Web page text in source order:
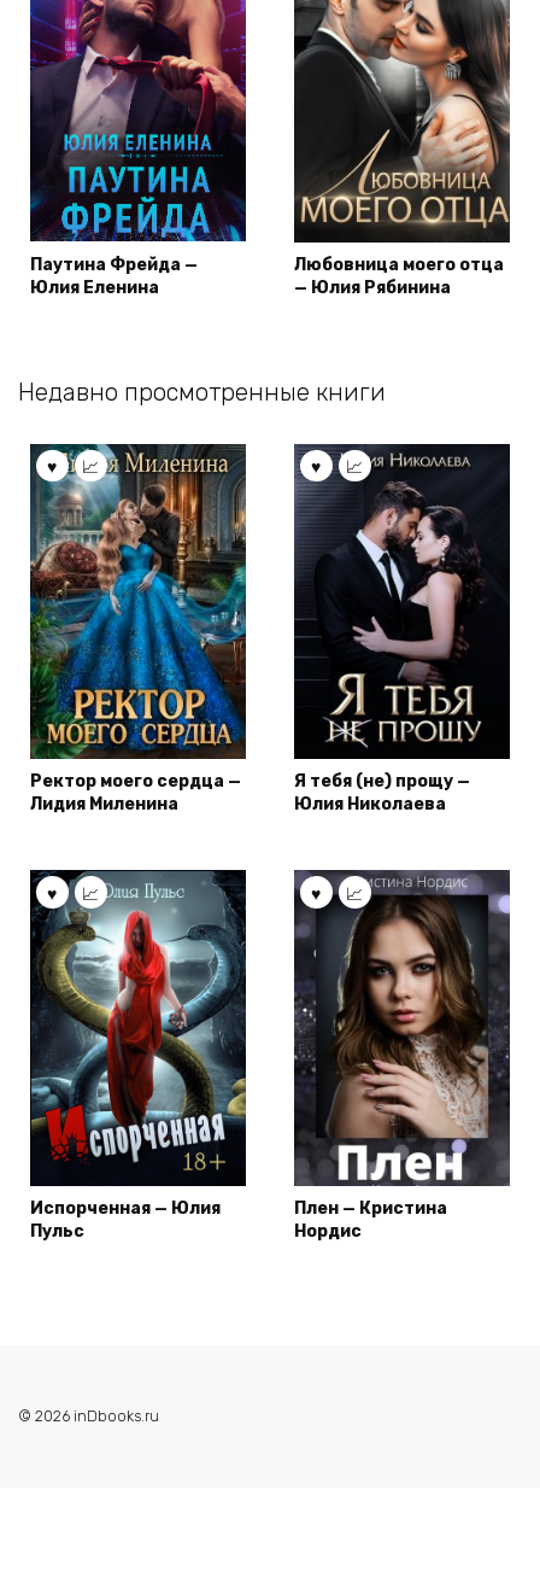
Паутина Фрейда —
Юлия Еленина
Любовница моего отца
— Юлия Рябинина
Недавно просмотренные книги
Ректор моего сердца —
Лидия Миленина
Я тебя (не) прощу —
Юлия Николаева
Испорченная — Юлия
Пульс
Плен — Кристина
Нордис
© 2026 inDbooks.ru